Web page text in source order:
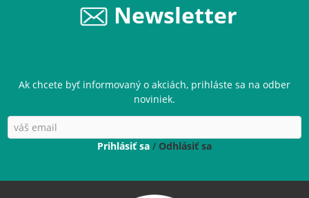
Newsletter
Ak chcete byť informovaný o akciách, prihláste sa na odber
noviniek.
Prihlásiť sa / Odhlásiť sa